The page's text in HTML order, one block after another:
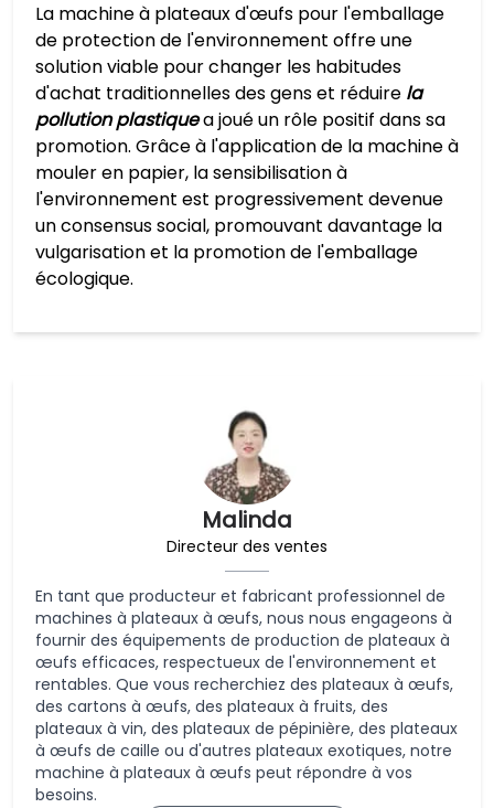
Malinda
Directeur des ventes
En tant que producteur et fabricant professionnel de
machines à plateaux à œufs, nous nous engageons à
fournir des équipements de production de plateaux à
œufs efficaces, respectueux de l'environnement et
rentables. Que vous recherchiez des plateaux à œufs,
des cartons à œufs, des plateaux à fruits, des
plateaux à vin, des plateaux de pépinière, des plateaux
à œufs de caille ou d'autres plateaux exotiques, notre
machine à plateaux à œufs peut répondre à vos
besoins.
La machine à plateaux d'œufs pour l'emballage
de protection de l'environnement offre une
solution viable pour changer les habitudes
d'achat traditionnelles des gens et réduire la
pollution plastiquea joué un rôle positif dans sa
promotion. Grâce à l'application de la machine à
mouler en papier, la sensibilisation à
l'environnement est progressivement devenue
un consensus social, promouvant davantage la
vulgarisation et la promotion de l'emballage
écologique.